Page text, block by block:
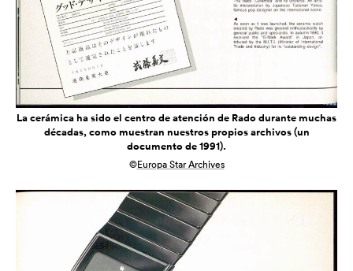
La cerámica ha sido el centro de atención de Rado durante muchas
décadas, como muestran nuestros propios archivos (un
documento de 1991).
©Europa Star Archives